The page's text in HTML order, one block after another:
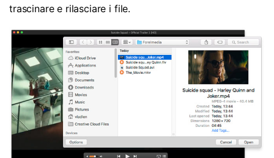
trascinare e rilasciare i file.